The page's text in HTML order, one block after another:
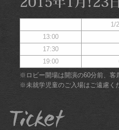
1/
13:00
17:30
19:00
※ロビー開場は開演の60分前、客
※未就学児童のご入場はご遠慮く